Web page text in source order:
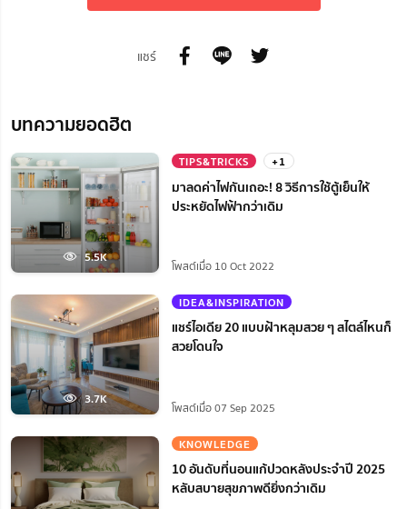
แชร์
บทความยอดฮิต
5.5K
TIPS&TRICKS +1
มาลดค่าไฟกันเถอะ! 8 วิธีการใช้ตู้เย็นให้
ประหยัดไฟฟ้ากว่าเดิม
โพสต์เมื่อ 10 Oct 2022
3.7K
IDEA&INSPIRATION
แชร์ไอเดีย 20 แบบฝ้าหลุมสวย ๆ สไตล์ไหนก็
สวยโดนใจ
โพสต์เมื่อ 07 Sep 2025
KNOWLEDGE
10 อันดับที่นอนแก้ปวดหลังประจำปี 2025
หลับสบายสุขภาพดียิ่งกว่าเดิม